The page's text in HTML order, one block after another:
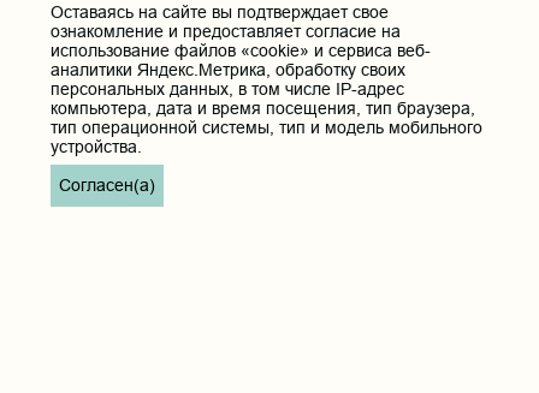
Официальная группа «ВКонтакте»:
https://vk.com/news_chgma
Официальный канал «Телеграмм»:
https://t.me/chgma75
Официальный канал «МАХ»:
https://max.ru/id7536010483_gos
Вход
Оставаясь на сайте вы подтверждает свое
ознакомление и предоставляет согласие на
использование файлов «cookie» и сервиса веб-
аналитики Яндекс.Метрика, обработку своих
персональных данных, в том числе IP-адрес
компьютера, дата и время посещения, тип браузера,
тип операционной системы, тип и модель мобильного
устройства.
Согласен(а)